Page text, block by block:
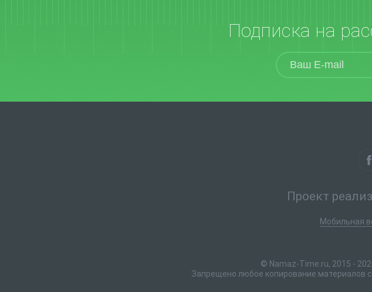
Подписка на
Проект
Мобильная
© Namaz-Time.ru, 2015 -
Запрещено любое копирование материалов